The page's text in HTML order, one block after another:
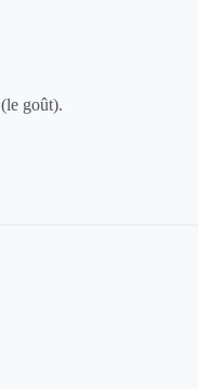
(le goût).